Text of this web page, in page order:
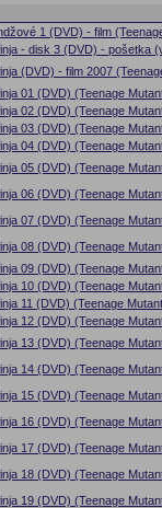
1 (DVD) - film
- disk 3 (DVD) - pošetka
(DVD) - film 2007
01 (DVD) (Teenage
02 (DVD) (Teenage
03 (DVD) (Teenage
04 (DVD) (Teenage
05 (DVD) (Teenage
06 (DVD) (Teenage
07 (DVD) (Teenage
08 (DVD) (Teenage
09 (DVD) (Teenage
10 (DVD) (Teenage
11 (DVD) (Teenage
12 (DVD) (Teenage
13 (DVD) (Teenage
14 (DVD) (Teenage
15 (DVD) (Teenage
16 (DVD) (Teenage
17 (DVD) (Teenage
18 (DVD) (Teenage
19 (DVD) (Teenage